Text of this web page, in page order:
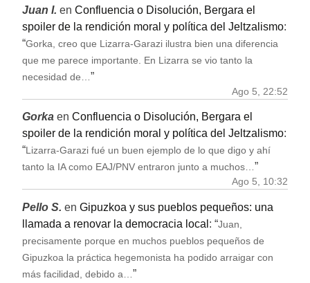
Juan I. en Confluencia o Disolución, Bergara el
spoiler de la rendición moral y política del Jeltzalismo:
“Gorka, creo que Lizarra-Garazi ilustra bien una diferencia
que me parece importante. En Lizarra se vio tanto la
necesidad de… ”
Ago 5, 22:52
Gorka en Confluencia o Disolución, Bergara el
spoiler de la rendición moral y política del Jeltzalismo:
“Lizarra-Garazi fué un buen ejemplo de lo que digo y ahí
tanto la IA como EAJ/PNV entraron junto a muchos…”
Ago 5, 10:32
Pello S. en Gipuzkoa y sus pueblos pequeños: una
llamada a renovar la democracia local : “Juan,
precisamente porque en muchos pueblos pequeños de
Gipuzkoa la práctica hegemonista ha podido arraigar con
más facilidad, debido a…”